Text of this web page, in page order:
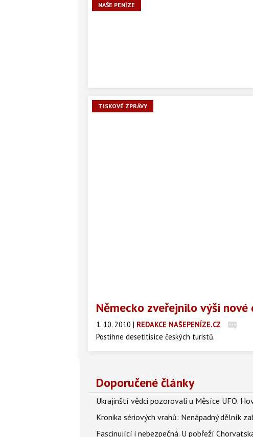
NAŠE PENÍZE
TISKOVÉ ZPRÁVY
Německo zveřejnilo výši
1. 10. 2010 | REDAKCE NAŠEPENÍZE.CZ
Postihne desetitisíce českých turistů.
Doporučené články
Ukrajinští vědci pozorovali u Měsíce UFO.
Kronika sériových vrahů: Nenápadný dělník
Fascinující i nebezpečná. U pobřeží